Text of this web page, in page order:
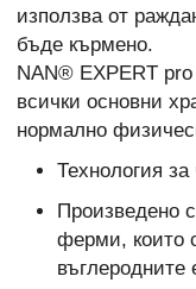
използва от
бъде кърмено.
NAN® EXPERT
всички основни
нормално
Технология
Произведено
ферми, които
въглеродните